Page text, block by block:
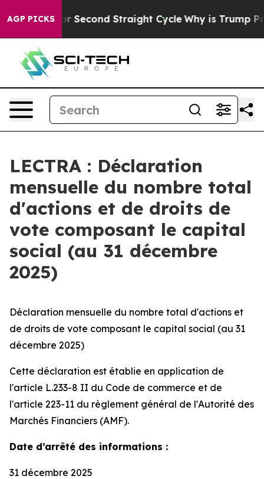
AGP PICKSfor Second Straight Cycle Why is Trump
LECTRA : Déclaration
mensuelle du nombre total
d'actions et de droits de
vote composant le capital
social (au 31 décembre
2025)
Déclaration mensuelle du nombre total d'actions et
de droits de vote composant le capital social (au 31
décembre 2025)
Cette déclaration est établie en application de
l'article L.233-8 II du Code de commerce et de
l'article 223-11 du règlement général de l'Autorité des
Marchés Financiers (AMF).
Date d’arrêté des informations :
31 décembre 2025